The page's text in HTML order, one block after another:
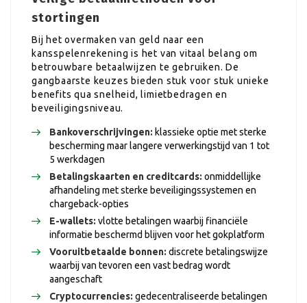
stortingen
Bij het overmaken van geld naar een
kansspelenrekening is het van vitaal belang om
betrouwbare betaalwijzen te gebruiken. De
gangbaarste keuzes bieden stuk voor stuk unieke
benefits qua snelheid, limietbedragen en
beveiligingsniveau.
Bankoverschrijvingen: klassieke optie met sterke
bescherming maar langere verwerkingstijd van 1 tot
5 werkdagen
Betalingskaarten en creditcards: onmiddellijke
afhandeling met sterke beveiligingssystemen en
chargeback-opties
E-wallets: vlotte betalingen waarbij financiële
informatie beschermd blijven voor het gokplatform
Vooruitbetaalde bonnen: discrete betalingswijze
waarbij van tevoren een vast bedrag wordt
aangeschaft
Cryptocurrencies: gedecentraliseerde betalingen